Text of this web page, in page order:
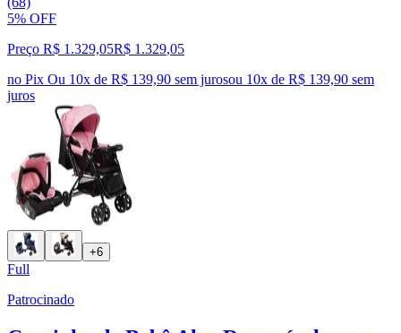
5% OFF
Preço R$ 1.329,05R$ 1.329,05
no Pix Ou 10x de R$ 139,90 sem jurosou 10x de R$ 139,90 sem
juros
+6
Full
Patrocinado